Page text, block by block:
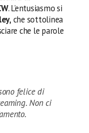
. L’entusiasmo si
che sottolinea
che le parole
felice di
Non ci